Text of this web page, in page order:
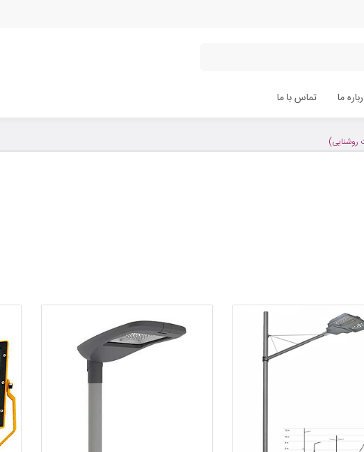
ما تماس با ما
روشنایی)